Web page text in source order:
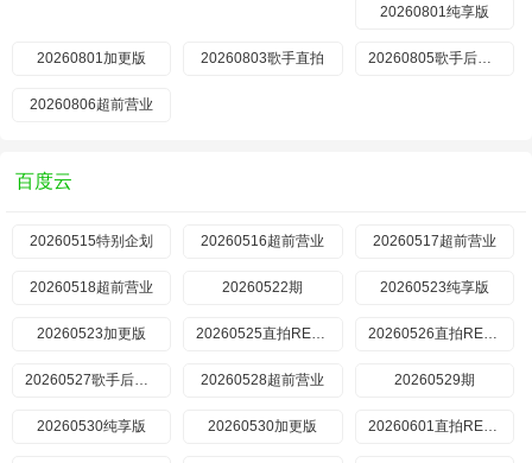
20260801纯享版
20260801加更版 20260803歌手直拍 20260805歌手后花园
20260806超前营业
百度云
20260515特别企划 20260516超前营业 20260517超前营业
20260518超前营业 20260522期 20260523纯享版
20260523加更版 20260525直拍REACTION 20260526直拍REACTION
20260527歌手后花园 20260528超前营业 20260529期
20260530纯享版 20260530加更版 20260601直拍REACTION